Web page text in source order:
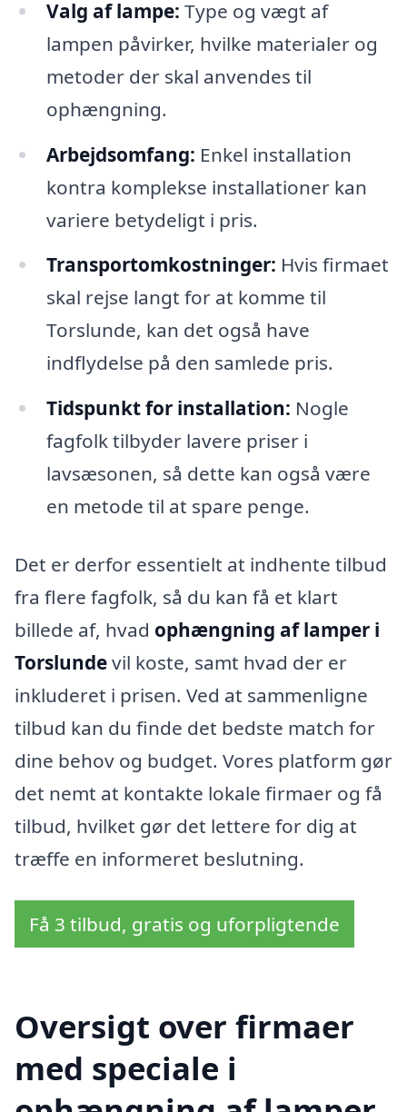
Valg af lampe: Type og vægt af
lampen påvirker, hvilke materialer og
metoder der skal anvendes til
ophængning.
Arbejdsomfang: Enkel installation
kontra komplekse installationer kan
variere betydeligt i pris.
Transportomkostninger: Hvis firmaet
skal rejse langt for at komme til
Torslunde, kan det også have
indflydelse på den samlede pris.
Tidspunkt for installation: Nogle
fagfolk tilbyder lavere priser i
lavsæsonen, så dette kan også være
en metode til at spare penge.
Det er derfor essentielt at indhente tilbud
fra flere fagfolk, så du kan få et klart
billede af, hvad ophængning af lamper i
Torslundevil koste, samt hvad der er
inkluderet i prisen. Ved at sammenligne
tilbud kan du finde det bedste match for
dine behov og budget. Vores platform gør
det nemt at kontakte lokale firmaer og få
tilbud, hvilket gør det lettere for dig at
træffe en informeret beslutning.
Få 3 tilbud, gratis og uforpligtende
Oversigt over firmaer
med speciale i